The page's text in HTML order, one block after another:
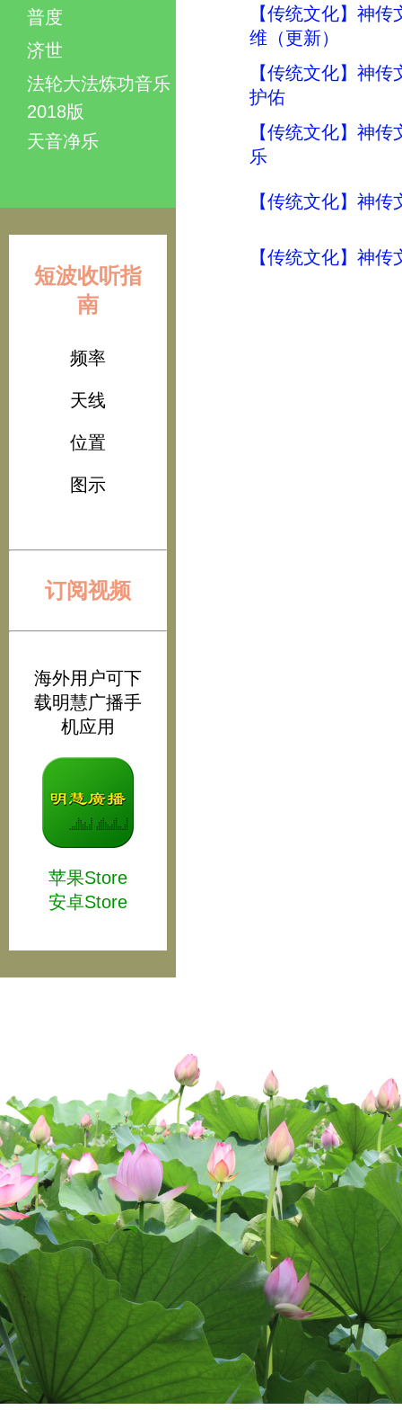
普度
济世
法轮大法炼功音乐
2018版
天音净乐
短波收听指
南
频率
天线
位置
图示
订阅视频
海外用户可下
载明慧广播手
机应用
苹果Store
安卓Store
【传统文化】神
维（更新）
【传统文化】神
护佑
【传统文化】神
乐
【传统文化】神
【传统文化】神